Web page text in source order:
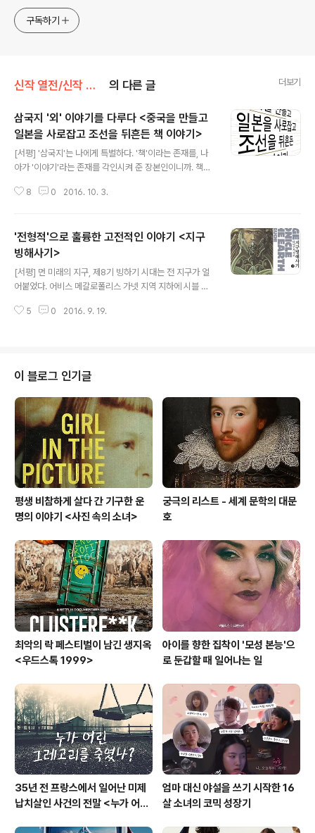
구독하기
신작 열전/신작 도서 의 다른 글 더보기
삼국지 '외' 이야기를 다루다 <중국을 만들고
일본을 사로잡고 조선을 뒤흔든 책 이야기>
[서평] '삼국지'는 나에게 특별하다. '책'이라는 존재를, 나
아가 '이야기'라는 존재를 각인시켜 준 장본인이니까. 책이
잊지 않고자 주기적으로 삼국지 콘텐츠를 접하려 한다. 장
사가 가장 마지막인 이유는 이런저런 고사들이 삼국지에서
나온 거라는 사실을 늦게 알게 되었기 때문이다. 삼국지를
접하지 않을 수 없다. 이문열 평역 삼국지가 시작이었다. 1
988년 출간되어 20여 년 간 2000여 만 권이 팔린 한국
다름 아닌 '이문열 평역 삼국지'는 나에게 책 읽는 재미와
8 0 2016. 10. 3.
'전형적'으로 훌륭한 고전적인 이야기 <지구
빙해사기>
[서평] 먼 미래의 지구, 제8기 빙하기 시대는 전 지구가 얼
어붙었다. 어비스 메갈로폴리스 가넷 지역 지하에 시블 자
거의 바닥나기 시작했고, 여기저기 고장나 기지를 통째로
자리를 잃게 만들었다. 위태로운 상황이지만 그는 개의치
않는 듯하다. 와중에 사고로 털파의 소장이 죽고 타케루가
소장이 된다. 하지만 타케루는 술에 쩔어 하루하루를 보낼
뿐이다. 한편, 자연이 선사하는 대재앙이 눈앞에 왔다. 한
달이나 빨리 한겨울이 시작된 것이다. 털파는 식량도 다 떨
어져 가는 상황에서 자..
5 0 2016. 9. 19.
이 블로그 인기글
평생 비참하게 살다 간 기구한 운
명의 이야기 <사진 속의 소녀>
궁극의 리스트 - 세계 문학의 대문
호
최악의 락 페스티벌이 남긴 생지옥
<우드스톡 1999>
아이를 향한 집착이 '모성 본능'으
로 둔갑할 때 일어나는 일
35년 전 프랑스에서 일어난 미제
납치살인 사건의 전말 <누가 어린
엄마 대신 야설을 쓰기 시작한 16
살 소녀의 코믹 성장기